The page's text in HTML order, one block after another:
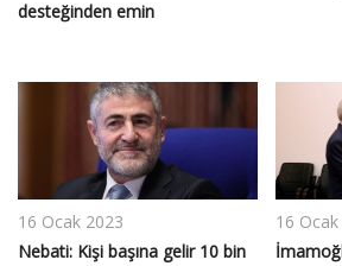
desteğinden emin
16 Ocak 2023
Nebati: Kişi başına gelir 10 bin
16